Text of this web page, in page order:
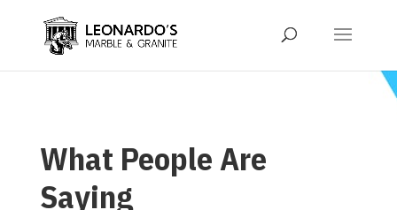
What People Are
Saying